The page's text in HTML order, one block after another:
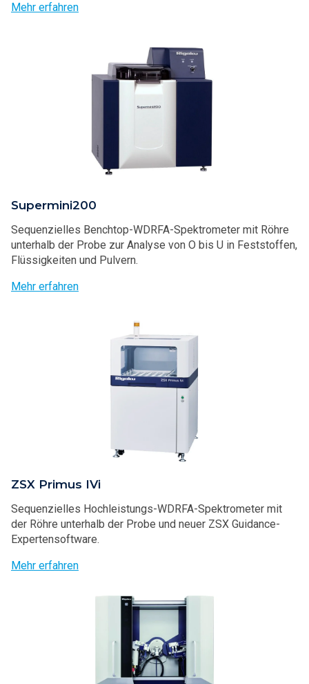
Mehr erfahren
Supermini200
Sequenzielles Benchtop-WDRFA-Spektrometer mit Röhre
unterhalb der Probe zur Analyse von O bis U in Feststoffen,
Flüssigkeiten und Pulvern.
Mehr erfahren
ZSX Primus IVi
Sequenzielles Hochleistungs-WDRFA-Spektrometer mit
der Röhre unterhalb der Probe und neuer ZSX Guidance-
Expertensoftware.
Mehr erfahren